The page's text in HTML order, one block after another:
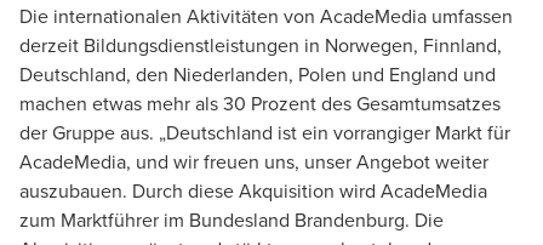
Die internationalen Aktivitäten von AcadeMedia umfassen
derzeit Bildungsdienstleistungen in Norwegen, Finnland,
Deutschland, den Niederlanden, Polen und England und
machen etwas mehr als 30 Prozent des Gesamtumsatzes
der Gruppe aus. „Deutschland ist ein vorrangiger Markt für
AcadeMedia, und wir freuen uns, unser Angebot weiter
auszubauen. Durch diese Akquisition wird AcadeMedia
zum Marktführer im Bundesland Brandenburg. Die